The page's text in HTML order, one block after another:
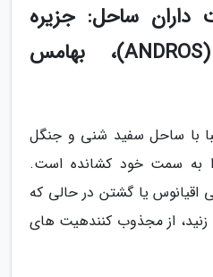
ساحل: جزیره
جنوبی اندروس (ANDROS)، بهامس
با ساحل سفید شنی و جنگل
به سمت خود کشانده است.
اقیانوس یا گشتن در حالی که
از مجذوب کنندهیت های